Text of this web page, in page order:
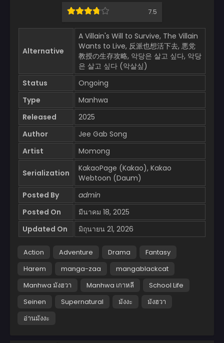
7.5
Alternative
A Villain's Will to Survive, The Villain
Wants to Live, 反派也想活下去, 悪党
教授の生存攻略, 악당은 살고 싶다, 악당
은 살고 싶다 (악살싶)
Status
Ongoing
Type
Manhwa
Released
2025
Author
Jee Gab Song
Artist
Momong
Serialization
KakaoPage (Kakao), Kakao
Webtoon (Daum)
Posted By
admin
Posted On
มีนาคม 18, 2025
Updated On
มิถุนายน 21, 2026
Action Adventure Drama
Fantasy
Harem
manga-zaa
mangablackcat
Manhwa มังฮวา
Manhwa เกาหลี
School Life
Seinen
Supernatural มังงะ
มังฮวา
อ่านมังงะ